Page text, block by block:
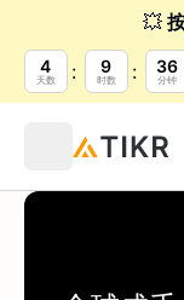
💥
4
天数
9
时数
36
分钟